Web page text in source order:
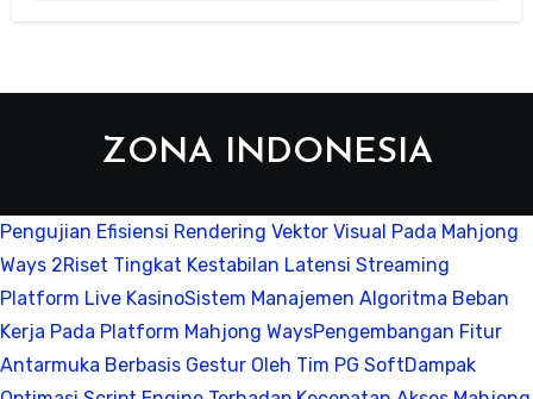
ZONA INDONESIA
Pengujian Efisiensi Rendering Vektor Visual Pada Mahjong
Ways 2Riset Tingkat Kestabilan Latensi Streaming
Platform Live KasinoSistem Manajemen Algoritma Beban
Kerja Pada Platform Mahjong WaysPengembangan Fitur
Antarmuka Berbasis Gestur Oleh Tim PG SoftDampak